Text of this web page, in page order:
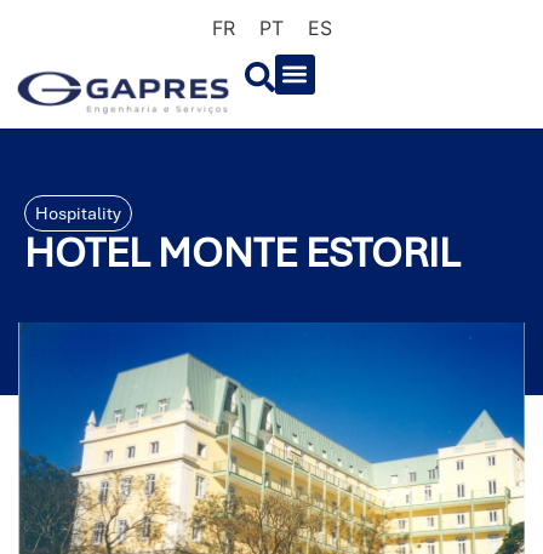
FR PT ES
Hospitality
HOTEL MONTE ESTORIL